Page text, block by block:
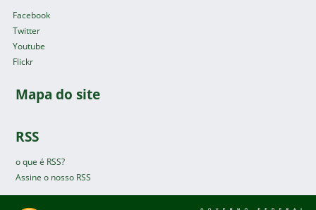
Facebook
Twitter
Youtube
Flickr
Mapa do site
RSS
o que é RSS?
Assine o nosso RSS